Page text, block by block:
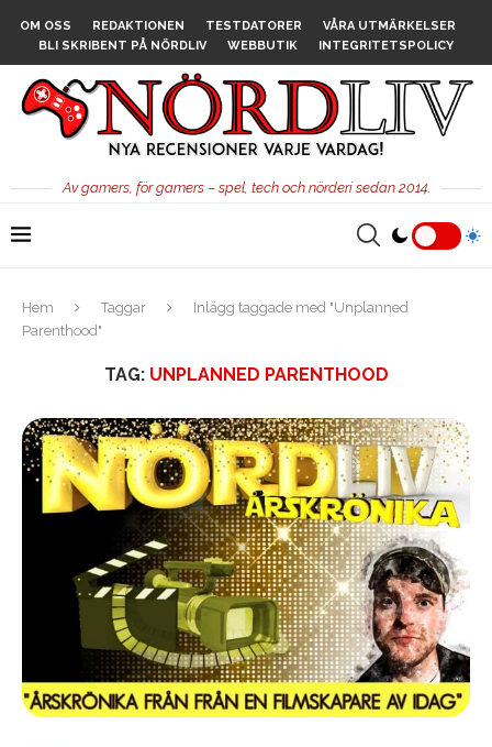
OM OSS REDAKTIONEN TESTDATORER
VÅRA UTMÄRKELSER
BLI SKRIBENT PÅ NÖRDLIV
WEBBUTIK INTEGRITETSPOLICY
Av gamers, för gamers – spel, tech och nörderi sedan 2014.
Hem Taggar
Inlägg taggade med "Unplanned
Parenthood"
TAG: UNPLANNED PARENTHOOD